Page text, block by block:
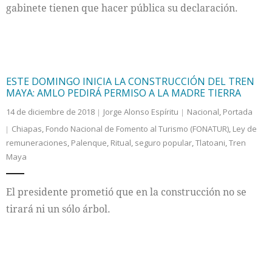
gabinete tienen que hacer pública su declaración.
ESTE DOMINGO INICIA LA CONSTRUCCIÓN DEL TREN
MAYA: AMLO PEDIRÁ PERMISO A LA MADRE TIERRA
14 de diciembre de 2018 Jorge Alonso Espíritu Nacional, Portada
Chiapas, Fondo Nacional de Fomento al Turismo (FONATUR), Ley de
remuneraciones, Palenque, Ritual, seguro popular,Tlatoani,Tren
Maya
El presidente prometió que en la construcción no se
tirará ni un sólo árbol.